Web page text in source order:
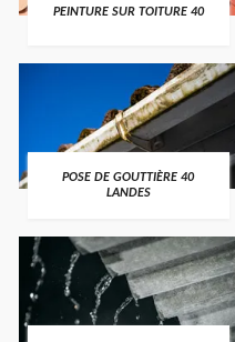
PEINTURE SUR TOITURE 40
POSE DE GOUTTIÈRE 40
LANDES